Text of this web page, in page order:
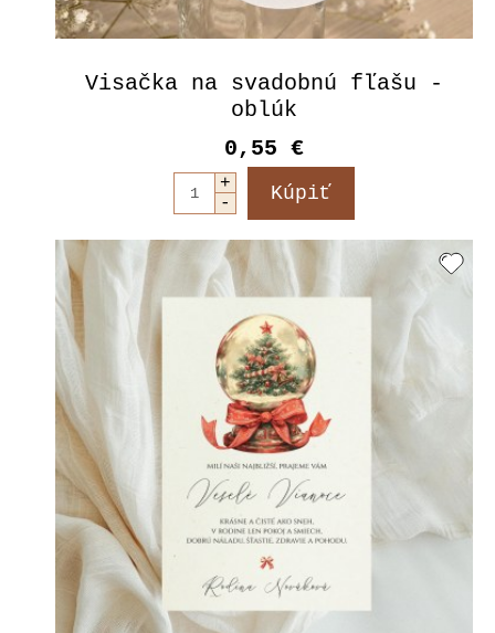
Visačka na svadobnú fľašu -
oblúk
0,55 €